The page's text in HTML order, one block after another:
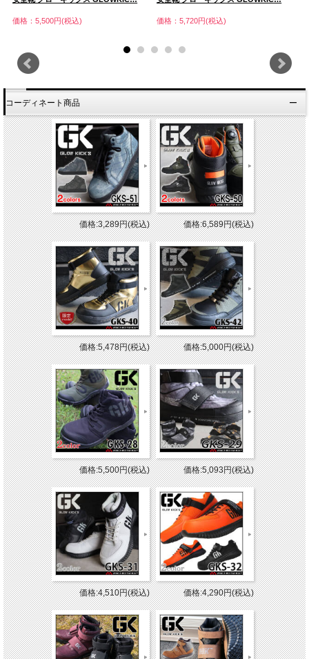
価格：5,500円(税込) 価格：5,720円(税込)
コーディネート商品
価格:3,289円(税込) 価格:6,589円(税込)
価格:5,478円(税込) 価格:5,000円(税込)
価格:5,500円(税込) 価格:5,093円(税込)
価格:4,510円(税込) 価格:4,290円(税込)